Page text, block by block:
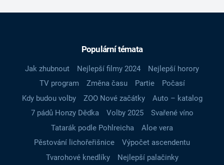
Populární témata
Jak zhubnout Nejlepší filmy 2024
Nejlepší horory
TV program
Změna času Partie
Počasí
Kdy budou volby
ZOO Nové začátky
Auto – katalog
7 pádů Honzy Dědka
Volby 2025
Svařené víno
Tatarák podle Pohlreicha
Aloe vera
Pěstování lichořeřišnice
Výpočet ascendentu
Tvarohové knedlíky
Nejlepší palačinky